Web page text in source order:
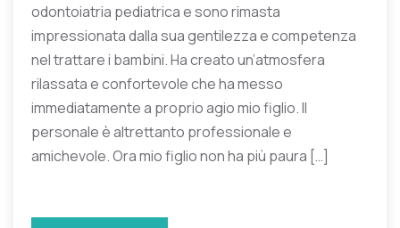
odontoiatria pediatrica e sono rimasta
impressionata dalla sua gentilezza e competenza
nel trattare i bambini. Ha creato un’atmosfera
rilassata e confortevole che ha messo
immediatamente a proprio agio mio figlio. Il
personale è altrettanto professionale e
amichevole. Ora mio figlio non ha più paura […]